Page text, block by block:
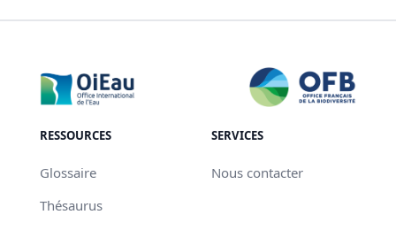
RESSOURCES
Glossaire
Thésaurus
SERVICES
Nous contacter